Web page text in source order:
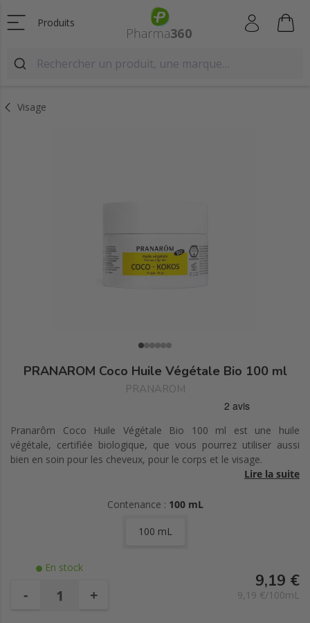
Produits
Visage
PRANAROM Coco Huile Végétale Bio 100 ml
PRANAROM
Pranarôm Coco Huile Végétale Bio 100 ml est une huile
végétale, certifiée biologique, que vous pourrez utiliser aussi
bien en soin pour les cheveux, pour le corps et le visage.
de la pulpe de coco fraîche, riche en acide laurique, elle est très
Elle permet de prévenir de la déshydratation cutanée et protège
les fibres du cheveu pour une chevelure souple et brillante.
Cette huile devient fondante au contact de la peau et procure à
Lire la suite
Contenance : 100 mL
100 mL
En stock
- +
9,19 €
9,19 €/100mL